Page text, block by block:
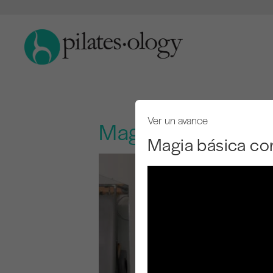
Magia básica con
Ver un avance
Magia básica